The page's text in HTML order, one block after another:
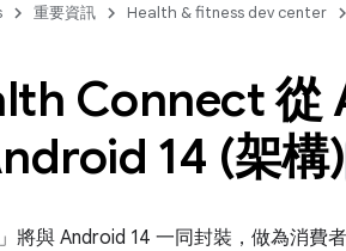
重要資訊 Health & fitness dev center
Connect 從
14 (架構)
將與 Android 14 一同封裝，做為消